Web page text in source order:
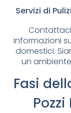
Servizi di
informazioni
domestici.
un
Fasi